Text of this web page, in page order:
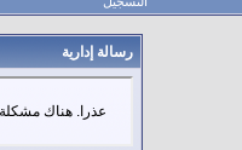
رسالة إدارية
عذرا. هناك